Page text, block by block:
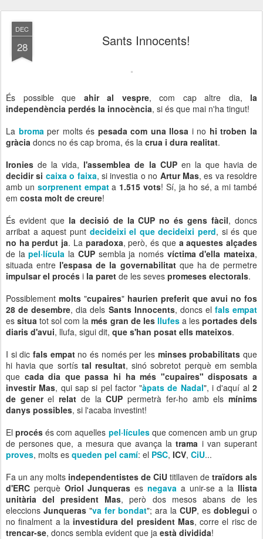
DEC
28 Sants Innocents!
És possible que ahir al vespre, com cap altre dia, la
independència perdés la innocència, si és que mai n'ha tingut!
La bromaper molts és pesada com una llosa i no hi troben la
gràcia doncs no és cap broma, és la crua i dura realitat.
Ironies de la vida, l'assemblea de la CUPen la que havia de
decidir si caixa o faixa, si investia o no Artur Mas, es va resoldre
amb un sorprenent empata 1.515 vots! Sí, ja ho sé, a mi també
em costa molt de creure!
És evident que la decisió de la CUP no és gens fàcil, doncs
arribat a aquest punt decideixi el que decideixi perd, si és que
no ha perdut ja. La paradoxa, però, és que a aquestes alçades
de lapel·lícula la CUPsembla ja només víctima d'ella mateixa,
situada entre l'espasa de la governabilitat que ha de permetre
impulsar el procés i la paret de les seves promeses electorals.
Possiblement molts "cupaires" haurien preferit que avui no fos
28 de desembre, dia dels Sants Innocents, doncs el fals empat
essituatot sol com lamés gran de les llufesa les portades dels
diaris d'avui, llufa, sigui dit, que s'han posat ells mateixos.
I si dic fals empatno és només per les minses probabilitats que
hi havia que sortístal resultat, sinó sobretot perquè em sembla
que cada dia que passa hi ha més "cupaires" disposats a
investir Mas, qui sap si pel factor "àpats de Nadal", i d'aquí al 2
de generel relat de laCUP permetrà fer-ho amb elsmínims
danys possibles, si l'acaba investint!
Elprocés és com aquelles pel·lículesque comencen amb un grup
de persones que, a mesura que avança latrama i van superant
proves, molts es queden pel camí: el PSC, ICV, CiU...
Fa un any molts independentistes de CiU titllaven de traïdors als
d'ERC perquè Oriol Junqueras esnegava a unir-se a la llista
unitària del president Mas, però dos mesos abans de les
eleccions Junqueras "va fer bondat"; ara la CUP, es doblegui o
no finalment a lainvestidura del president Mas, corre el risc de
trencar-se, doncs sembla evident que ja està dividida!